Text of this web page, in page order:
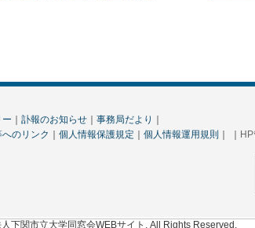
訃報のお知らせ｜ 事務局だより
のリンク 個人情報保護規定 個人情報運用規則
下関市立大学同窓会WEBサイト, All Rights Reserved.